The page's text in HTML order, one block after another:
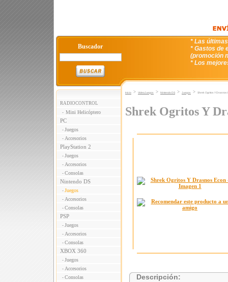
Buscador
* Las
* Gastos de
(promoción
* Los
RADIOCONTROL
- Mini Helicóptero
PC
- Juegos
- Accesorios
PlayStation 2
- Juegos
- Accesorios
- Consolas
Nintendo DS
- Juegos
- Accesorios
- Consolas
PSP
- Juegos
- Accesorios
- Consolas
XBOX 360
- Juegos
- Accesorios
- Consolas
Inicio > VideoJuegos > Nintendo DS > Juegos > Shrek Ogritos Y Drasnos
Shrek Ogritos Y
Descripción: